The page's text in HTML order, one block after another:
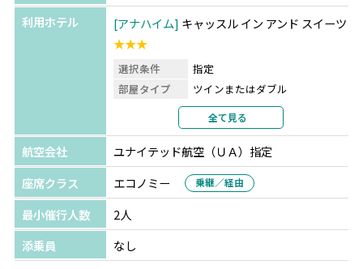
利用ホテル
アナハイム キャッスル イン アンド スイーツ
★★★
選択条件
指定
部屋タイプ
ツインまたはダブル
2名1室利用
部屋カテゴリ
全て見る
航空会社
ユナイテッド航空（ＵＡ）指定
座席クラス
エコノミー 乗継／経由
最小催行人数
2人
添乗員
なし